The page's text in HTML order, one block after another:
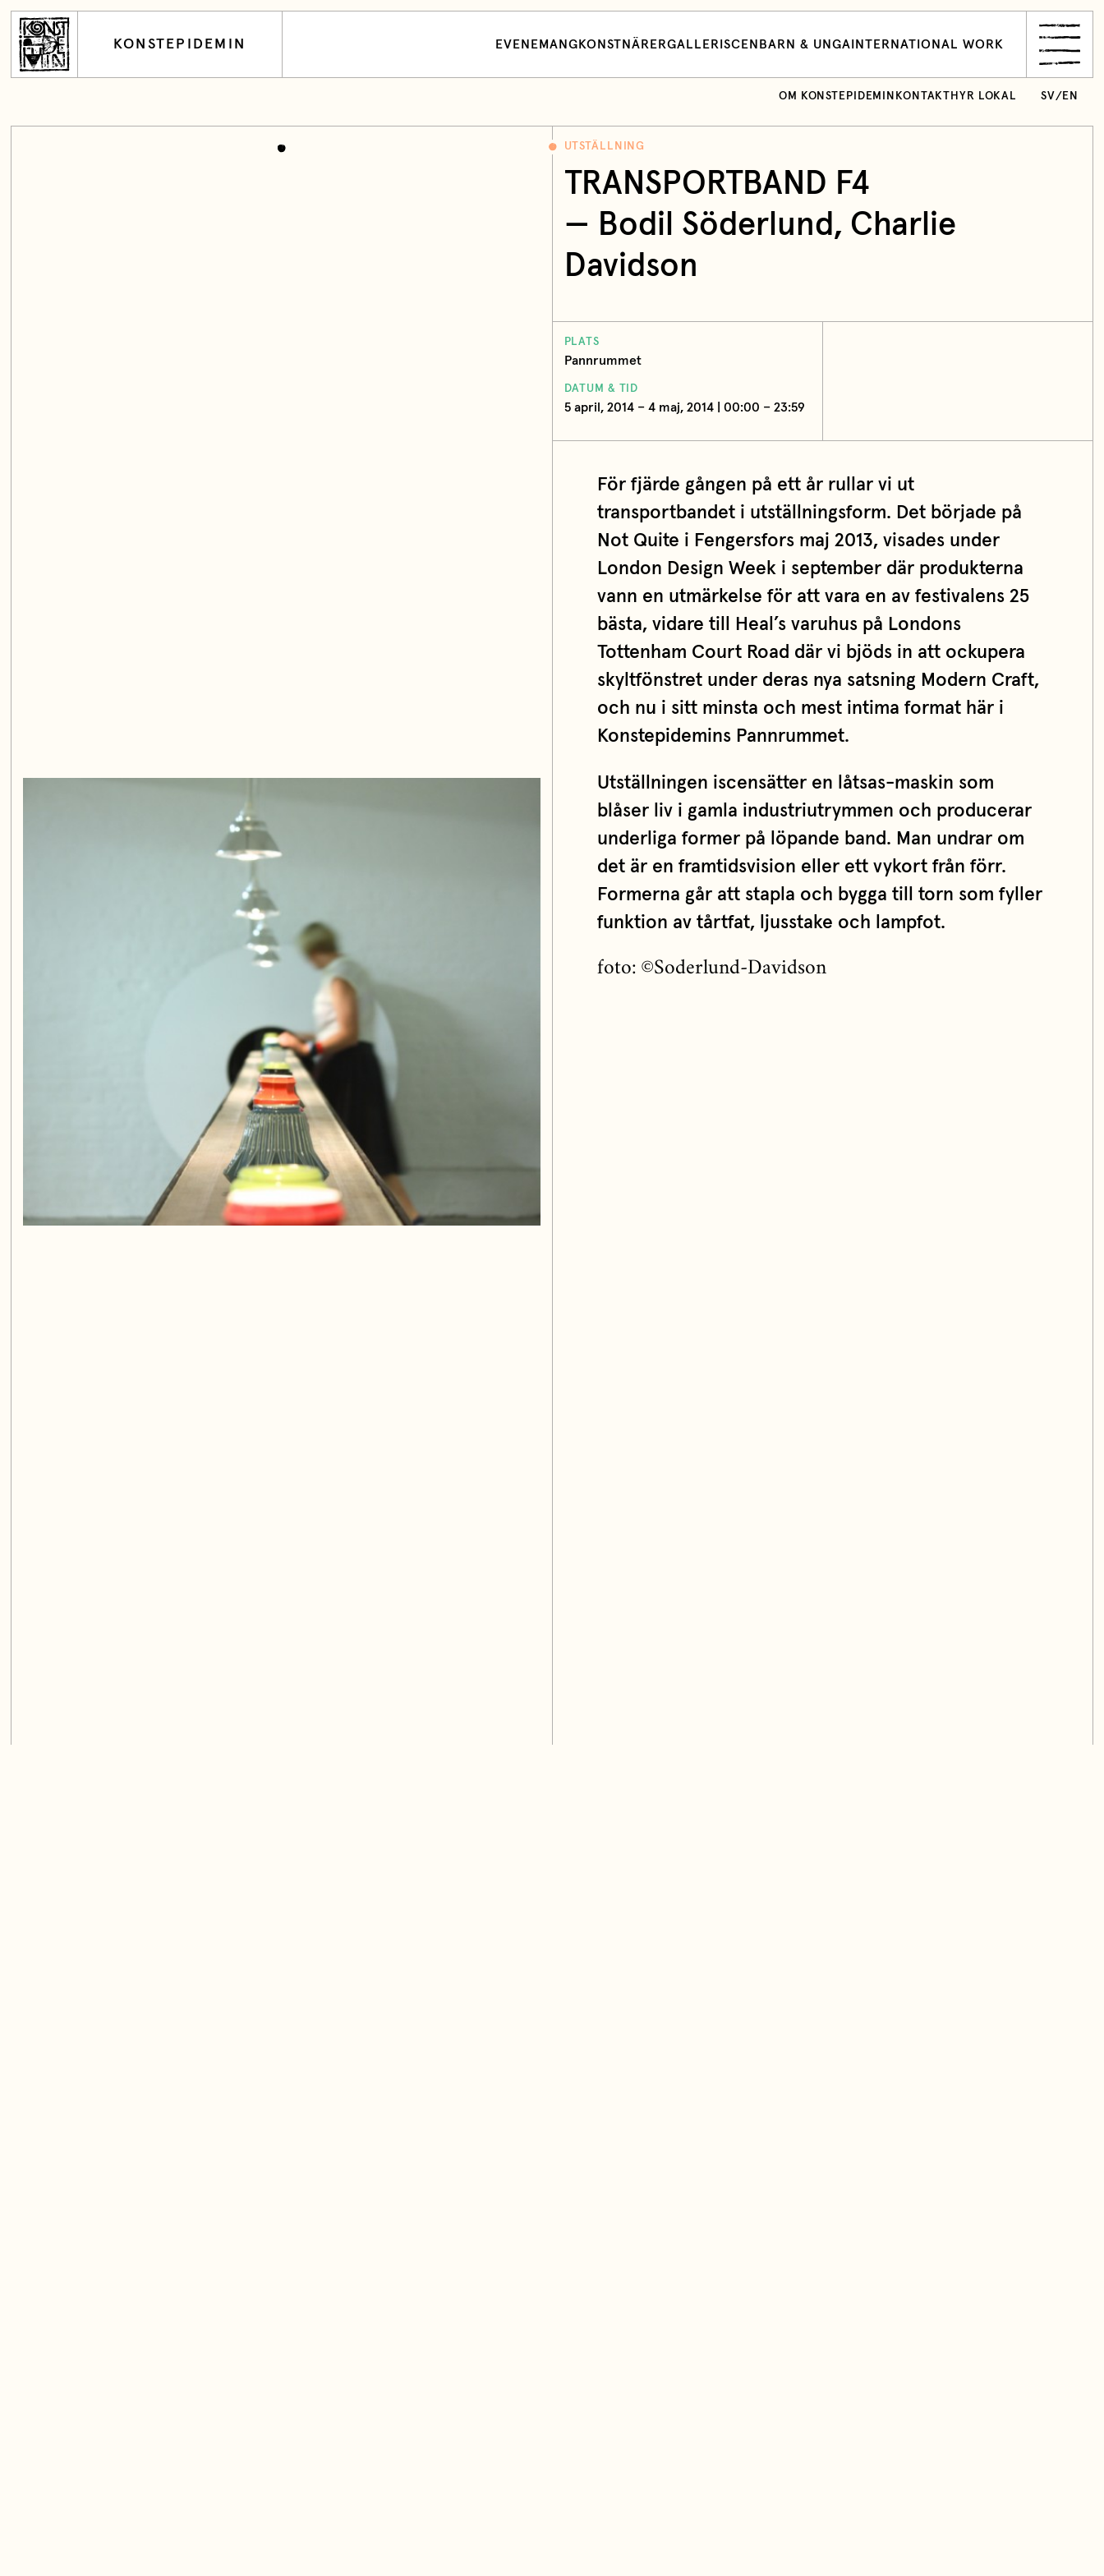
KONSTEPIDEMIN EVENEMANG KONSTNÄRERGALLERI SCEN BARN & UNGA INTERNATIONAL WORK
OM KONSTEPIDEMIN KONTAKT HYR LOKAL SV/ EN
UTSTÄLLNING
TRANSPORTBAND F4
— Bodil Söderlund, Charlie
Davidson
PLATS
Pannrummet
DATUM & TID
5 april, 2014 – 4 maj, 2014 | 00:00 – 23:59
För fjärde gången på ett år rullar vi ut
transportbandet i utställningsform. Det började på
Not Quite i Fengersfors maj 2013, visades under
London Design Week i september där produkterna
vann en utmärkelse för att vara en av festivalens 25
bästa, vidare till Heal’s varuhus på Londons
Tottenham Court Road där vi bjöds in att ockupera
skyltfönstret under deras nya satsning Modern Craft,
och nu i sitt minsta och mest intima format här i
Konstepidemins Pannrummet.
Utställningen iscensätter en låtsas-maskin som
blåser liv i gamla industriutrymmen och producerar
underliga former på löpande band. Man undrar om
det är en framtidsvision eller ett vykort från förr.
Formerna går att stapla och bygga till torn som fyller
funktion av tårtfat, ljusstake och lampfot.
foto: ©Soderlund-Davidson